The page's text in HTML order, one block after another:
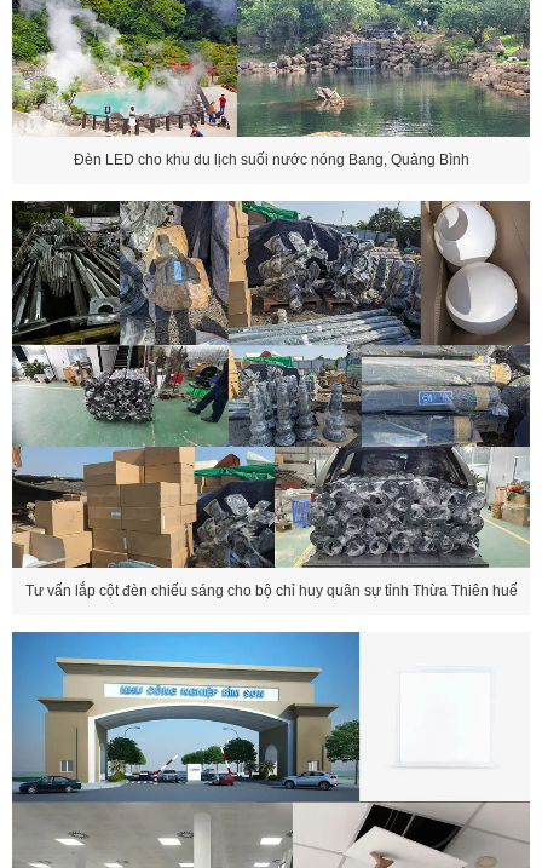
Đèn LED cho khu du lịch suối nước nóng Bang, Quảng Bình
Tư vấn lắp cột đèn chiếu sáng cho bộ chỉ huy quân sự tỉnh Thừa Thiên huế